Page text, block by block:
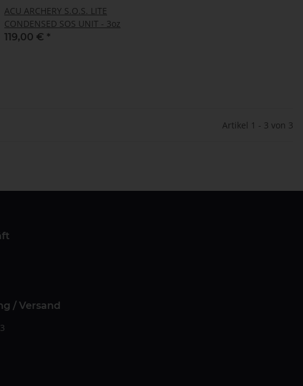
ACU ARCHERY S.O.S. LITE
CONDENSED SOS UNIT - 3oz
119,00 € *
Artikel 1 - 3 von 3
/ Versand